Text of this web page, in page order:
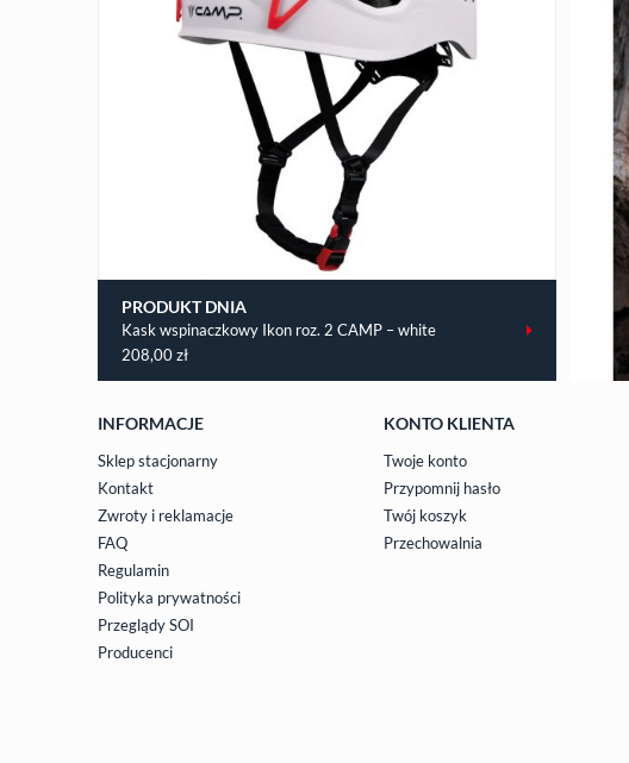
PRODUKT DNIA
Kask wspinaczkowy Ikon roz. 2 CAMP – white
208,00zł
INFORMACJE
Sklep stacjonarny
Kontakt
Zwroty i reklamacje
FAQ
Regulamin
Polityka prywatności
Przeglądy SOI
Producenci
KONTO KLIENTA
Twoje konto
Przypomnij hasło
Twój koszyk
Przechowalnia